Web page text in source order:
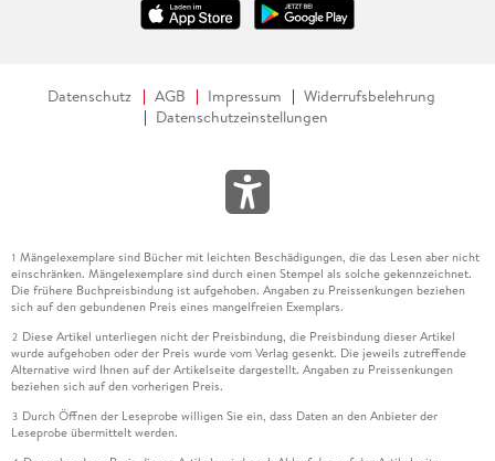
Datenschutz AGB Impressum
Widerrufsbelehrung
Datenschutzeinstellungen
1 Mängelexemplare sind Bücher mit leichten Beschädigungen, die das Lesen aber nicht
einschränken. Mängelexemplare sind durch einen Stempel als solche gekennzeichnet.
Die frühere Buchpreisbindung ist aufgehoben. Angaben zu Preissenkungen beziehen
sich auf den gebundenen Preis eines mangelfreien Exemplars.
2 Diese Artikel unterliegen nicht der Preisbindung, die Preisbindung dieser Artikel
wurde aufgehoben oder der Preis wurde vom Verlag gesenkt. Die jeweils zutreffende
Alternative wird Ihnen auf der Artikelseite dargestellt. Angaben zu Preissenkungen
beziehen sich auf den vorherigen Preis.
3 Durch Öffnen der Leseprobe willigen Sie ein, dass Daten an den Anbieter der
Leseprobe übermittelt werden.